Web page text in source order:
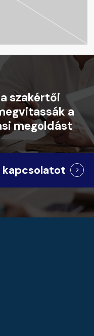
szakértői
a
megoldást
kapcsolatot